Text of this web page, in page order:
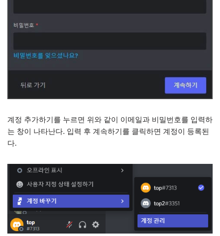
계정 추가하기를 누르면 위와 같이 이메일과 비밀번호를 입력하
는 창이 나타난다. 입력 후 계속하기를 클릭하면 계정이 등록된
다.